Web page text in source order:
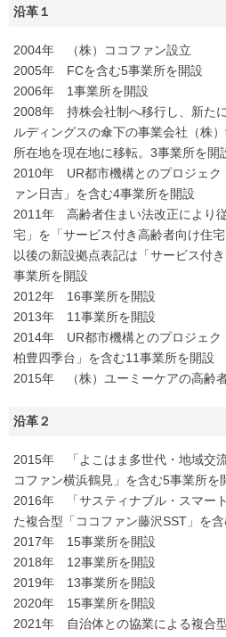
沿革１
2004年 （株）ココファン設立
2005年 FCを含む5事業所を開設
2006年 1事業所を開設
2008年 持株会社制へ移行し、新た
ルディングスの傘下の事業会社（株
所在地を現在地に移転。3事業所を開
2010年 UR都市機構とのプロジェク
ァン日吉」を含む4事業所を開設
2011年 高齢者住まい法改正により
宅」を「サービス付き高齢者向け住
以後の新設拠点表記は「サービス付
事業所を開設
2012年 16事業所を開設
2013年 11事業所を開設
2014年 UR都市機構とのプロジェク
柏豊四季台」を含む11事業所を開設
2015年 （株）ユーミーケアの高齢
沿革２
2015年 「よこはま多世代・地域交
コファン横浜鶴見」を含む5事業所を
2016年 「サスティナブル・スマー
た複合型「ココファン藤沢SST」を
2017年 15事業所を開設
2018年 12事業所を開設
2019年 13事業所を開設
2020年 15事業所を開設
2021年 自治体との協業による複合